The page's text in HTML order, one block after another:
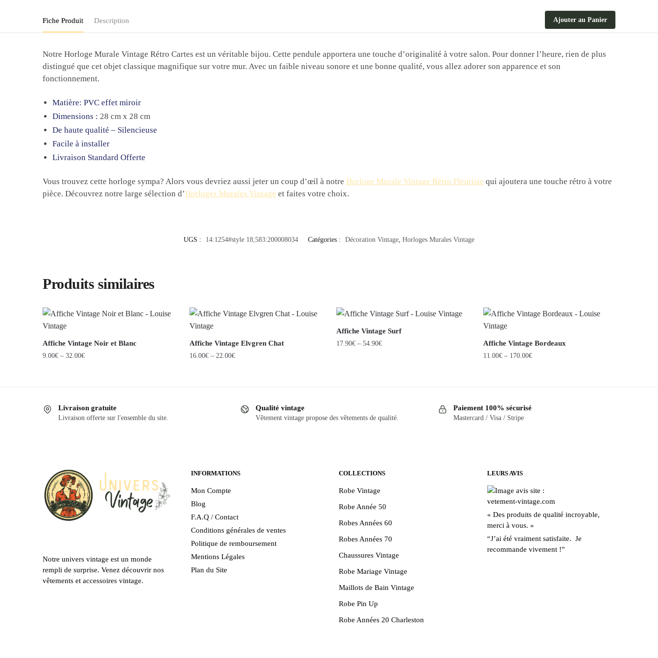
Fiche Produit Description Ajouter au Panier
Notre Horloge Murale Vintage Rétro Cartes est un véritable bijou. Cette pendule apportera une touche d’originalité à votre salon. Pour donner l’heure, rien de plus
distingué que cet objet classique magnifique sur votre mur. Avec un faible niveau sonore et une bonne qualité, vous allez adorer son apparence et son
fonctionnement.
Matière:PVC effet miroir
Dimensions : 28 cm x 28 cm
De haute qualité – Silencieuse
Facile à installer
Livraison Standard Offerte
Vous trouvez cette horloge sympa? Alors vous devriez aussi jeter un coup d’œil à notre Horloge Murale Vintage Rétro Fleuriste qui ajoutera une touche rétro à votre
pièce. Découvrez notre large sélection d’Horloges Murales Vintage et faites votre choix.
UGS : 14:1254#style 18;583:200008034 Catégories : Décoration Vintage, Horloges Murales Vintage
Produits similaires
Affiche Vintage Noir et Blanc
9.00€ –32.00€
plusieurs
variations.
choisies
sur
la
page
Affiche Vintage Elvgren Chat
16.00€ – 22.00€
être
sur
la
page
du
produit
Affiche Vintage Surf
17.90€– 54.90€
Les
choisies
la
page
du
Affiche Vintage Bordeaux
11.00€– 170.00€
plusieurs
variations.
être
sur
page
Livraison gratuite
Livraison offerte sur l'ensemble du site.
Qualité vintage
Vêtement vintage propose des vêtements de qualité.
Paiement 100% sécurisé
Mastercard / Visa / Stripe
Notre univers vintage est un monde
rempli de surprise. Venez découvrir nos
vêtements et accessoires vintage.
INFORMATIONS
Mon Compte
Blog
F.A.Q / Contact
Conditions générales de ventes
Politique de remboursement
Mentions Légales
Plan du Site
COLLECTIONS
Robe Vintage
Robe Année 50
Robes Années 60
Robes Années 70
Chaussures Vintage
Robe Mariage Vintage
Maillots de Bain Vintage
Robe Pin Up
Robe Années 20 Charleston
LEURS AVIS
« Des produits de qualité incroyable,
merci à vous. »
“J’ai été vraiment satisfaite. Je
recommande vivement !”